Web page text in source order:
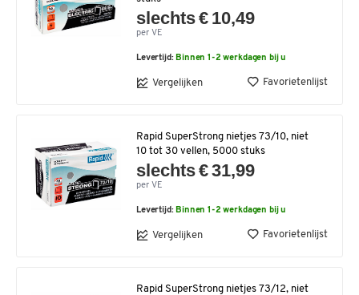
slechts € 10,49
per VE
Levertijd: Binnen 1-2 werkdagen bij u
Vergelijken Favorietenlijst
Rapid SuperStrong nietjes 73/10, niet
10 tot 30 vellen, 5000 stuks
slechts € 31,99
per VE
Levertijd: Binnen 1-2 werkdagen bij u
Vergelijken Favorietenlijst
Rapid SuperStrong nietjes 73/12, niet